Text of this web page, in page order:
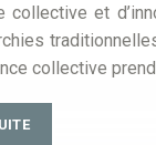
collective et
collective